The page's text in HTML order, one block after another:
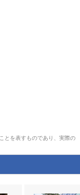
とを表すものであり、実際の